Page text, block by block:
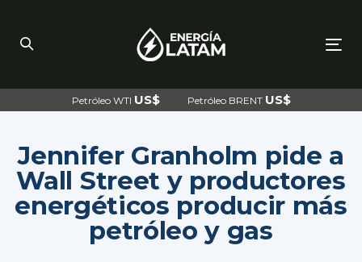
primary
navigation
content
Petróleo WTI US$ Petróleo BRENT US$
Jennifer Granholm pide a
Wall Street y productores
energéticos producir más
petróleo y gas